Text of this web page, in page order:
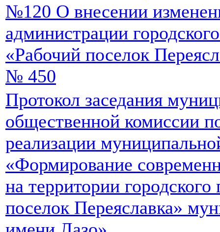
№120 О внесении
администрации
«Рабочий поселок
№ 450
Протокол заседания
общественной комиссии
реализации
«Формирование
на территории
поселок Переяславка»